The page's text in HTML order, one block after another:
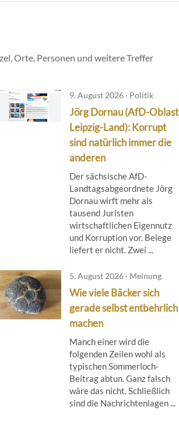
Orte, Personen und weitere Treffer
9. August 2026 · Politik
Jörg Dornau (AfD-Oblast
Leipzig-Land): Korrupt
sind natürlich immer die
anderen
Der sächsische AfD-
Landtagsabgeordnete Jörg
Dornau wirft mehr als
tausend Juristen
wirtschaftlichen Eigennutz
und Korruption vor. Belege
liefert er nicht. Zwei ...
5. August 2026 · Meinung
Wie viele Bäcker sich
gerade selbst entbehrlich
machen
Manch einer wird die
folgenden Zeilen wohl als
typischen Sommerloch-
Beitrag abtun. Ganz falsch
wäre das nicht. Schließlich
sind die Nachrichtenlagen ...